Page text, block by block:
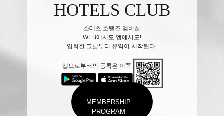
HOTELS CLUB
소테츠 호텔즈 멤버십
WEB에서도 앱에서도!
입회한 그날부터 유익이 시작된다.
MEMBERSHIP
PROGRAM
앱으로부터의 등록은 이쪽